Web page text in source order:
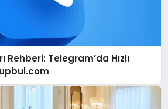
Rehberi: Telegram’da Hızlı